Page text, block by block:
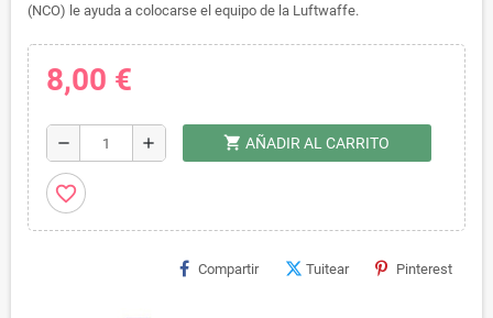
(NCO) le ayuda a colocarse el equipo de la Luftwaffe.
8,00 €
remove add shopping_cart AÑADIR AL CARRITO
favorite_border
Compartir Tuitear Pinterest